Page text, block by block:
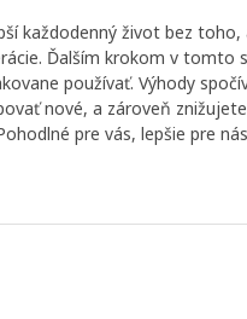
každodenný život bez toho,
Ďalším krokom v tomto
používať. Výhody
nové, a zároveň
pre vás, lepšie pre